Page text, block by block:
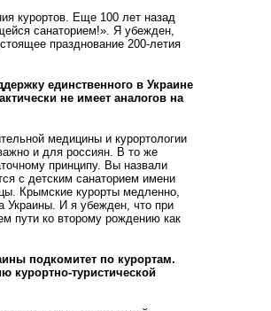
курортов. Еще 100 лет назад
санаторием!». Я убежден,
празднование 200-летия
единственного в Украине
не имеет аналогов на
медицины и курортологии
и для россиян. В то же
принципу. Вы назвали
с детским санаторием имени
Крымские курорты медленно,
Украины. И я убежден, что при
пути ко второму рождению как
подкомитет по курортам.
курортно-туристической